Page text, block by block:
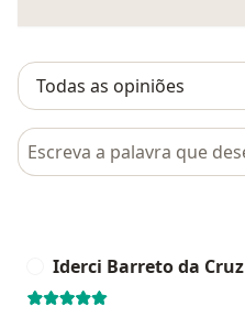
Pesquisar em opiniões
Iderci Barreto da Cruz